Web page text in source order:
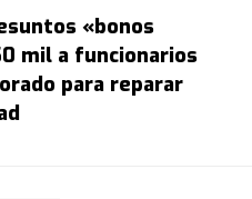
«bonos
mil a funcionarios
para reparar